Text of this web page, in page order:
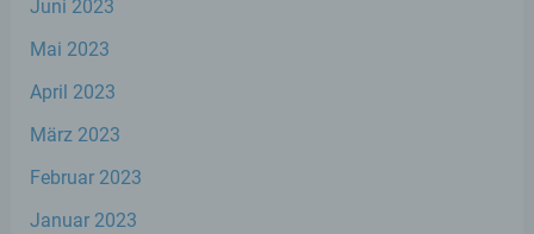
Juni 2023
Mai 2023
April 2023
März 2023
Februar 2023
Januar 2023
auf welche die personenbezogenen Daten
ohne Hinzuziehung zusätzlicher
Informationen nicht mehr einer spezifischen
betroffenen Person zugeordnet werden
können, sofern diese zusätzlichen
Informationen gesondert aufbewahrt